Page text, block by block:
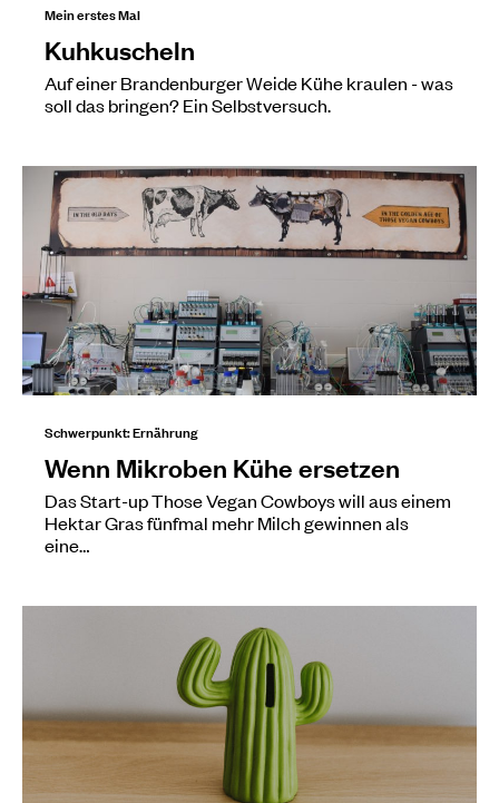
Mein erstes Mal
Kuhkuscheln
Auf einer Brandenburger Weide Kühe kraulen - was
soll das bringen? Ein Selbstversuch.
Schwerpunkt: Ernährung
Wenn Mikroben Kühe ersetzen
Das Start-up Those Vegan Cowboys will aus einem
Hektar Gras fünfmal mehr Milch gewinnen als
eine…